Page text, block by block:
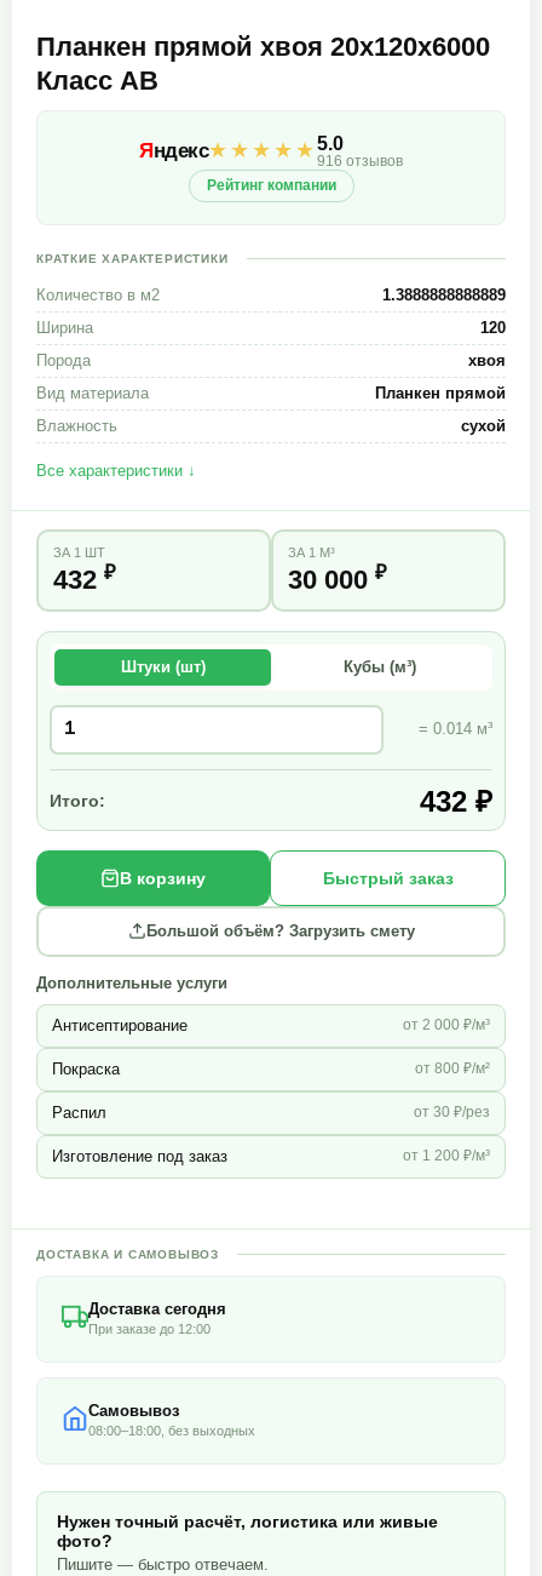
Планкен прямой хвоя 20х120х6000
Класс АВ
Яндекс★★★★★5.0
916 отзывов
Рейтинг компании
КРАТКИЕ ХАРАКТЕРИСТИКИ
Количество в м2
1.3888888888889
Ширина
120
Порода
хвоя
Вид материала
Планкен прямой
Влажность
сухой
Все характеристики ↓
ЗА 1 ШТ
432 ₽
ЗА 1 М³
30 000 ₽
Штуки (шт) Кубы (м³)
= 0.014 м³
Итого: 432 ₽
В корзину Быстрый заказ
Большой объём? Загрузить смету
Дополнительные услуги
Антисептирование от 2 000 ₽/м³
Покраска от 800 ₽/м²
Распил от 30 ₽/рез
Изготовление под заказ от 1 200 ₽/м³
ДОСТАВКА И САМОВЫВОЗ
Доставка сегодня
При заказе до 12:00
Самовывоз
08:00–18:00, без выходных
Нужен точный расчёт, логистика или живые
фото?
Пишите — быстро отвечаем.